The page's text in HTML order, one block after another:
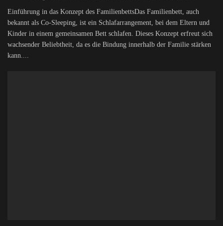
Einführung in das Konzept des FamilienbettsDas Familienbett, auch
bekannt als Co-Sleeping, ist ein Schlafarrangement, bei dem Eltern und
Kinder in einem gemeinsamen Bett schlafen. Dieses Konzept erfreut sich
wachsender Beliebtheit, da es die Bindung innerhalb der Familie stärken
kann....